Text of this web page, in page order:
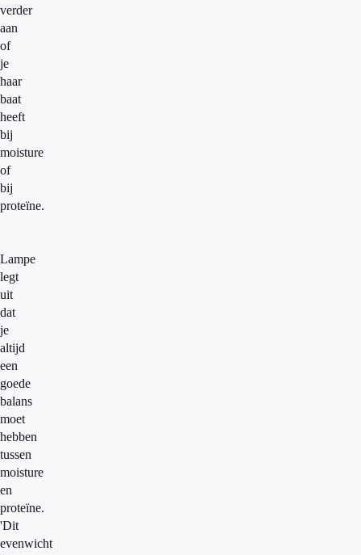
verder
aan
of
je
haar
baat
heeft
bij
moisture
of
bij
proteïne.
Lampe
legt
uit
dat
je
altijd
een
goede
balans
moet
hebben
tussen
moisture
en
proteïne.
'Dit
evenwicht